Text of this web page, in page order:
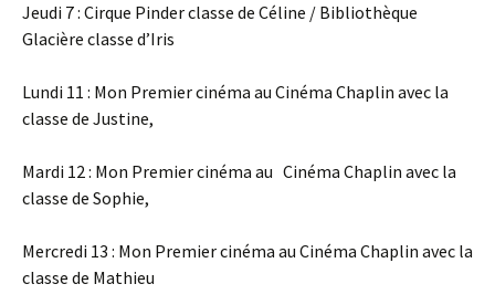
Jeudi 7 : Cirque Pinder classe de Céline / Bibliothèque
Glacière classe d’Iris
Lundi 11 : Mon Premier cinéma au Cinéma Chaplin avec la
classe de Justine,
Mardi 12 : Mon Premier cinéma au Cinéma Chaplin avec la
classe de Sophie,
Mercredi 13 : Mon Premier cinéma au Cinéma Chaplin avec la
classe de Mathieu